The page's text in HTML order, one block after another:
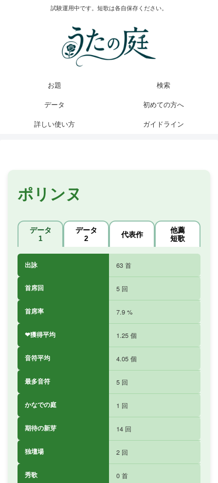
試験運用中です。短歌は各自保存ください。
お題 検索
データ 初めての方へ
詳しい使い方 ガイドライン
ポリンヌ
データ
1
データ
2
代表作
他薦
短歌
出詠 63 首
首席回 5 回
首席率 7.9 %
❤獲得平均 1.25 個
音符平均 4.05 個
最多音符 5 回
かなでの庭 1 回
期待の新芽 14 回
独壇場 2 回
秀歌 0 首